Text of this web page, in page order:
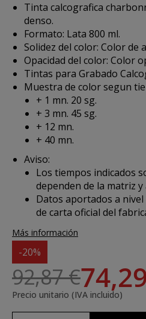
Tinta calcografica
denso.
Formato: Lata 800 ml.
Solidez del color: Color de
Opacidad del color: Color
Tintas para Grabado
Muestra de color segun
+ 1 mn. 20 sg.
+ 3 mn. 45 sg.
+ 12 mn.
+ 40 mn.
Aviso:
Los tiempos indicados
dependen de la matriz
Datos aportados a
de carta oficial del
Más información
-20%
92,87 €
Precio unitario (IVA incluido)